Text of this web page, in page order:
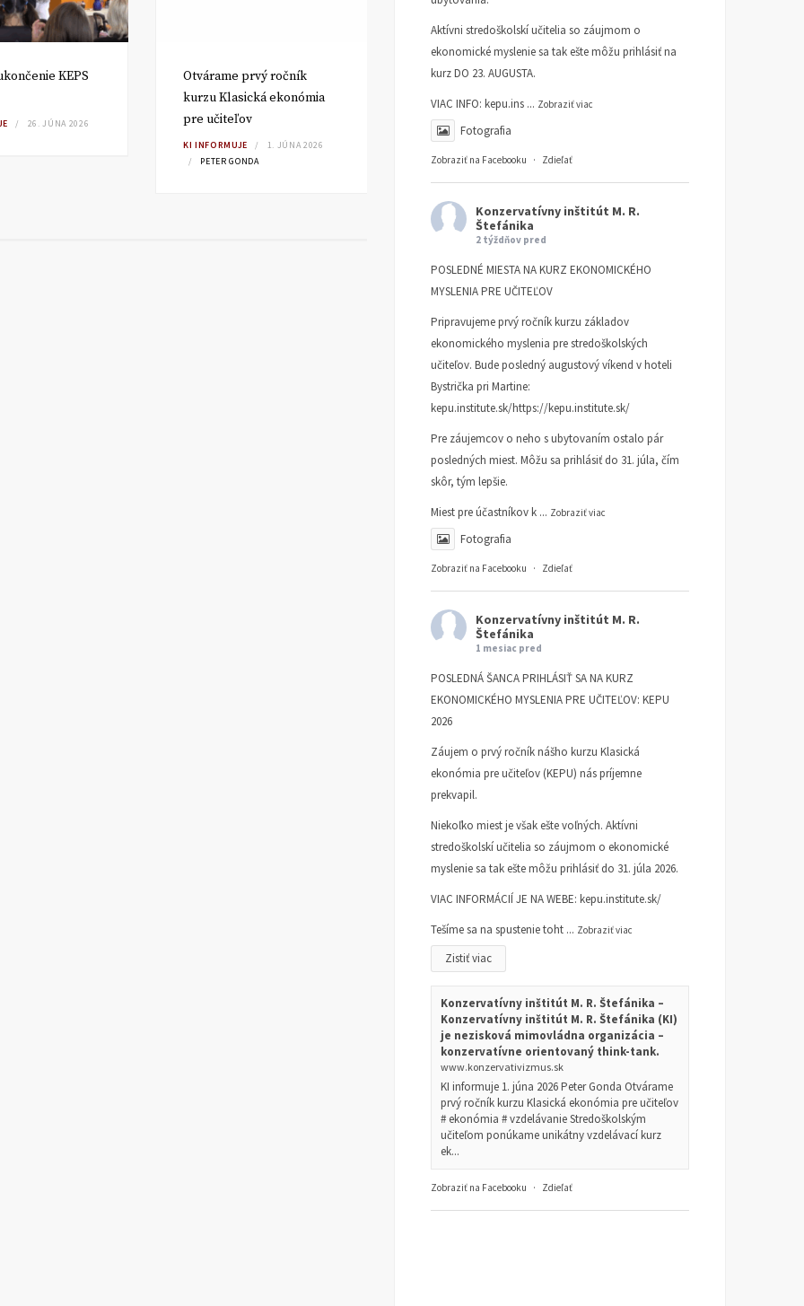
KEPS
26. JÚNA 2026
Otvárame prvý ročník
kurzu Klasická ekonómia
pre učiteľov
KI INFORMUJE
1. JÚNA 2026
PETER GONDA
Mlieko & Med
KI INFORMUJE 11. MÁJA 2026
Aktívni stredoškolskí učitelia so záujmom o
ekonomické myslenie sa tak ešte môžu prihlásiť na
kurz DO 23. AUGUSTA.
VIAC INFO: kepu.ins ... Zobraziť viac
Fotografia
Zobraziť na Facebooku · Zdieľať
Konzervatívny inštitút M. R.
Štefánika
2 týždňov pred
POSLEDNÉ MIESTA NA KURZ EKONOMICKÉHO
MYSLENIA PRE UČITEĽOV
Pripravujeme prvý ročník kurzu základov
ekonomického myslenia pre stredoškolských
učiteľov. Bude posledný augustový víkend v hoteli
Bystrička pri Martine:
kepu.institute.sk/https://kepu.institute.sk/
Pre záujemcov o neho s ubytovaním ostalo pár
posledných miest. Môžu sa prihlásiť do 31. júla, čím
skôr, tým lepšie.
Miest pre účastníkov k ... Zobraziť viac
Fotografia
Zobraziť na Facebooku · Zdieľať
Konzervatívny inštitút M. R.
Štefánika
1 mesiac pred
POSLEDNÁ ŠANCA PRIHLÁSIŤ SA NA KURZ
EKONOMICKÉHO MYSLENIA PRE UČITEĽOV: KEPU
2026
Záujem o prvý ročník nášho kurzu Klasická
ekonómia pre učiteľov (KEPU) nás príjemne
prekvapil.
Niekoľko miest je však ešte voľných. Aktívni
stredoškolskí učitelia so záujmom o ekonomické
myslenie sa tak ešte môžu prihlásiť do 31. júla 2026.
VIAC INFORMÁCIÍ JE NA WEBE: kepu.institute.sk/
Tešíme sa na spustenie toht ... Zobraziť viac
Zistiť viac
Konzervatívny inštitút M. R. Štefánika –
Konzervatívny inštitút M. R. Štefánika (KI)
je nezisková mimovládna organizácia –
konzervatívne orientovaný think-tank.
www.konzervativizmus.sk
KI informuje 1. júna 2026 Peter Gonda Otvárame
prvý ročník kurzu Klasická ekonómia pre učiteľov
# ekonómia # vzdelávanie Stredoškolským
učiteľom ponúkame unikátny vzdelávací kurz
ek...
Zobraziť na Facebooku · Zdieľať